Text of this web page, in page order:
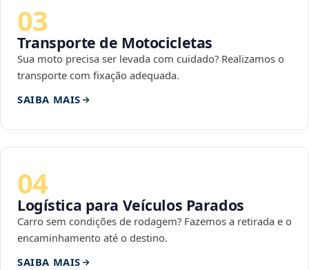
03
Transporte de Motocicletas
Sua moto precisa ser levada com cuidado? Realizamos o
transporte com fixação adequada.
SAIBA MAIS
04
Logística para Veículos Parados
Carro sem condições de rodagem? Fazemos a retirada e o
encaminhamento até o destino.
SAIBA MAIS